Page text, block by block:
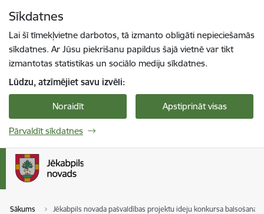
Sīkdatnes
Lai šī tīmekļvietne darbotos, tā izmanto obligāti nepieciešamās
sīkdatnes. Ar Jūsu piekrišanu papildus šajā vietnē var tikt
izmantotas statistikas un sociālo mediju sīkdatnes.
Lūdzu, atzīmējiet savu izvēli:
Noraidīt Apstiprināt visas
Pārvaldīt sīkdatnes
Sākums Jēkabpils novada pašvaldības projektu ideju konkursa balsošanas